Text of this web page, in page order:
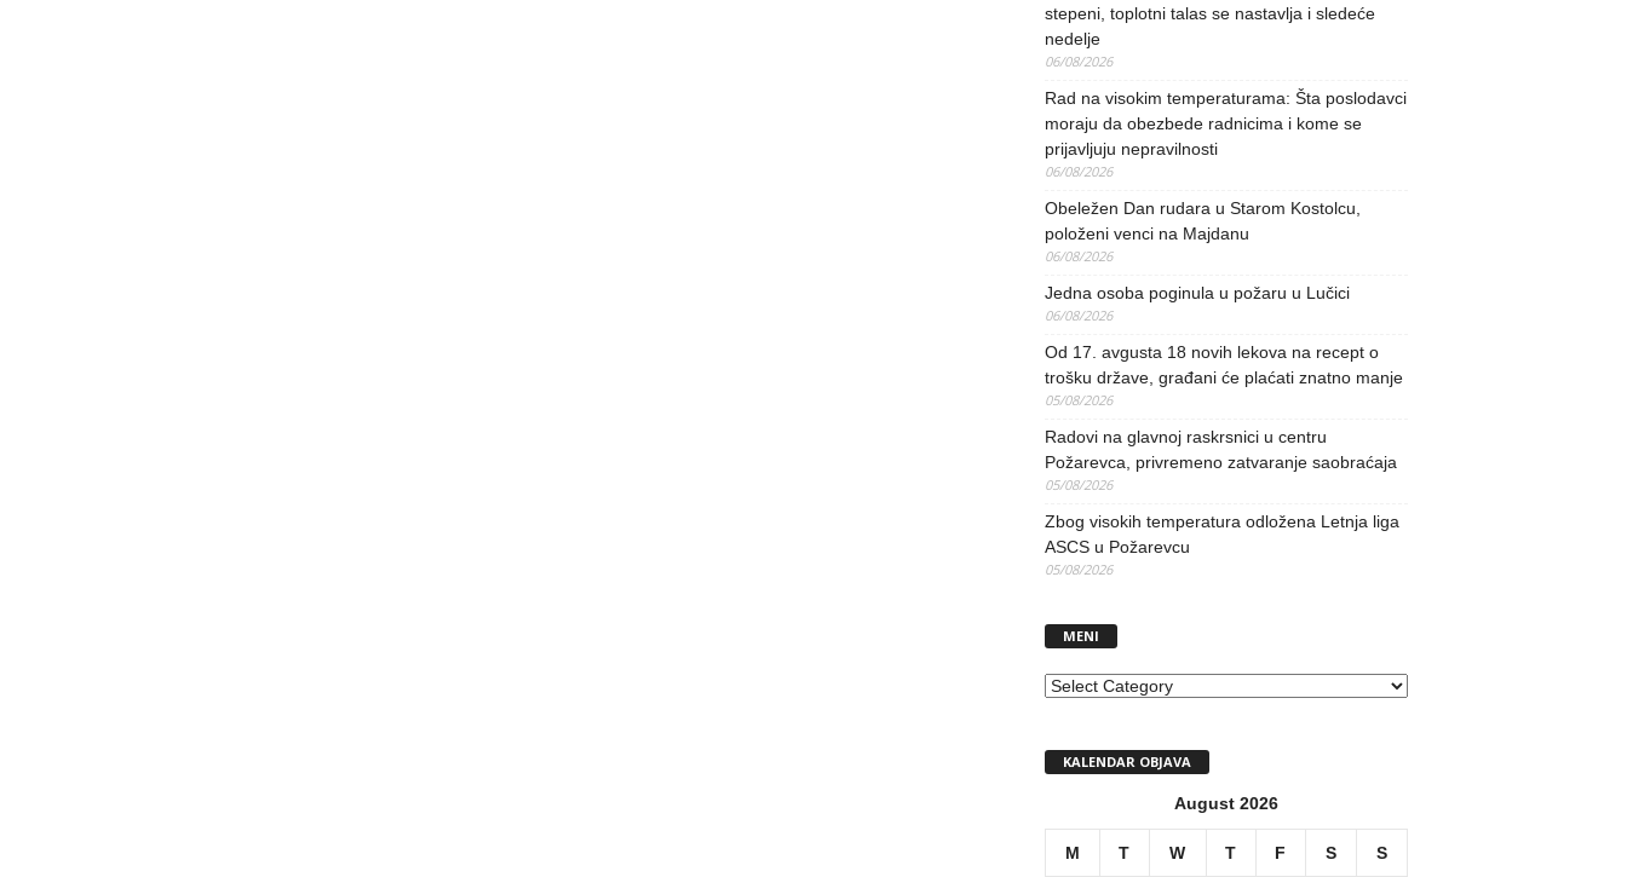
stepeni, toplotni talas se nastavlja i sledeće
nedelje
06/08/2026
Rad na visokim temperaturama: Šta poslodavci
moraju da obezbede radnicima i kome se
prijavljuju nepravilnosti
06/08/2026
Obeležen Dan rudara u Starom Kostolcu,
položeni venci na Majdanu
06/08/2026
Jedna osoba poginula u požaru u Lučici
06/08/2026
Od 17. avgusta 18 novih lekova na recept o
trošku države, građani će plaćati znatno manje
05/08/2026
Radovi na glavnoj raskrsnici u centru
Požarevca, privremeno zatvaranje saobraćaja
05/08/2026
Zbog visokih temperatura odložena Letnja liga
ASCS u Požarevcu
05/08/2026
MENI
MENI
KALENDAR OBJAVA
August 2026
M T W T F S S